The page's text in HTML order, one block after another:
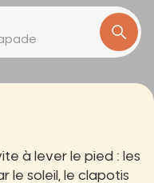
à lever le pied : les
le soleil, le clapotis